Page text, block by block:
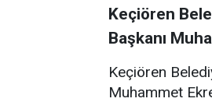
Keçiören
Başkanı
Keçiören
Muhammet